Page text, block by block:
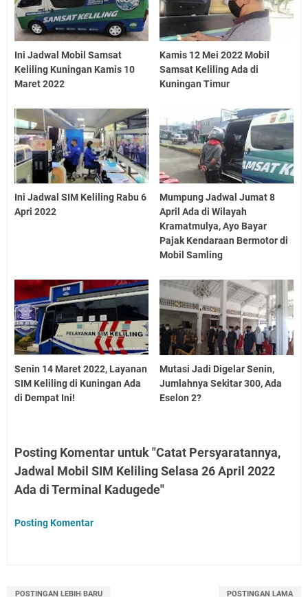
Ini Jadwal Mobil Samsat
Keliling Kuningan Kamis 10
Maret 2022
Kamis 12 Mei 2022 Mobil
Samsat Keliling Ada di
Kuningan Timur
Ini Jadwal SIM Keliling Rabu 6
Apri 2022
Mumpung Jadwal Jumat 8
April Ada di Wilayah
Kramatmulya, Ayo Bayar
Pajak Kendaraan Bermotor di
Mobil Samling
Senin 14 Maret 2022, Layanan
SIM Keliling di Kuningan Ada
di Dempat Ini!
Mutasi Jadi Digelar Senin,
Jumlahnya Sekitar 300, Ada
Eselon 2?
Posting Komentar untuk "Catat Persyaratannya,
Jadwal Mobil SIM Keliling Selasa 26 April 2022
Ada di Terminal Kadugede"
Posting Komentar
POSTINGAN LEBIH BARU POSTINGAN LAMA